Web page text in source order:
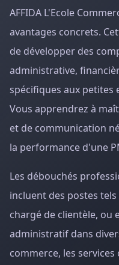
AFFIDA L'Ecole
avantages concrets.
de développer des
administrative,
spécifiques aux petites
Vous apprendrez à
et de communication
la performance d'une
Les débouchés
incluent des postes
chargé de clientèle, ou
administratif dans
commerce, les services